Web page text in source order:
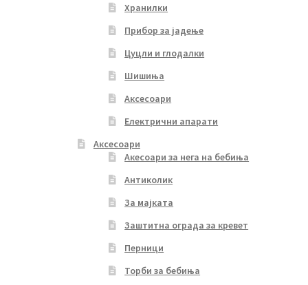
Хранилки
Прибор за јадење
Цуцли и глодалки
Шишиња
Аксесоари
Електрични апарати
Аксесоари
Акесоари за нега на бебиња
Антиколик
За мајката
Заштитна ограда за кревет
Перници
Торби за бебиња